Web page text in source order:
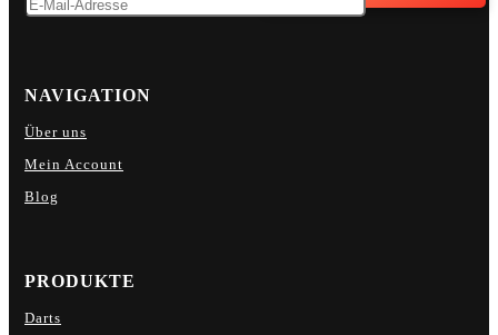
NAVIGATION
Über uns
Mein Account
Blog
PRODUKTE
Darts